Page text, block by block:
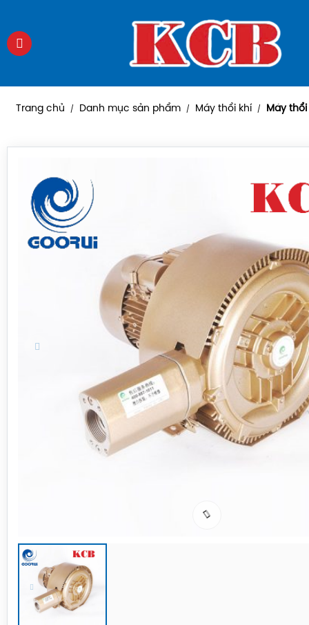
Trang chủ / Danh mục sản phẩm / Máy thổi khí / Máy thổi